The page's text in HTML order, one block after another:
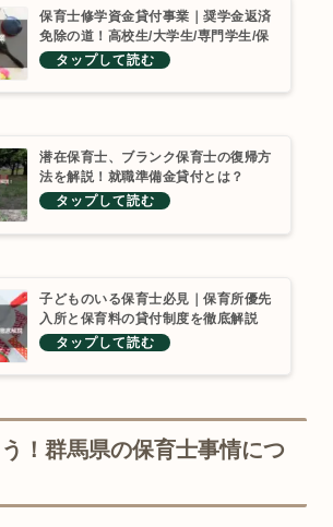
保育士修学資金貸付事業｜奨学金返済
免除の道！高校生/大学生/専門学生/保
育学生のための完全ガイド
潜在保育士、ブランク保育士の復帰方
法を解説！就職準備金貸付とは？
子どものいる保育士必見｜保育所優先
入所と保育料の貸付制度を徹底解説
！群馬県の保育士事情につ